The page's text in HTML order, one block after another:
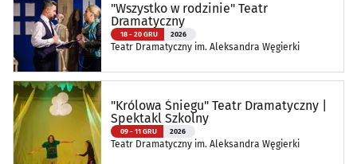
"Wszystko w rodzinie" Teatr
Dramatyczny
18 - 20 GRU 2026
Teatr Dramatyczny im. Aleksandra Węgierki
"Królowa Śniegu" Teatr Dramatyczny |
Spektakl Szkolny
09 - 11 GRU 2026
Teatr Dramatyczny im. Aleksandra Węgierki